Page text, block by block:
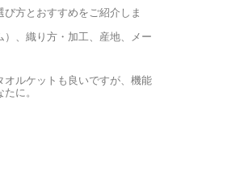
方とおすすめをご紹介しま
、織り方・加工、産地、メー
オルケットも良いですが、機能
に。